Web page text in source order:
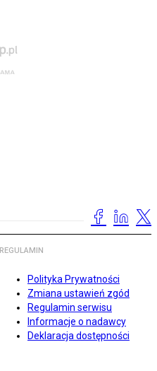
REGULAMIN
Polityka Prywatności
Zmiana ustawień zgód
Regulamin serwisu
Informacje o nadawcy
Deklaracja dostępności